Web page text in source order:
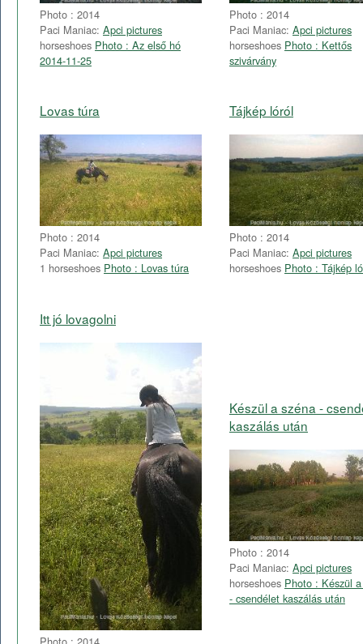
Photo : 2014
Paci Maniac: Apci pictures
horseshoes Photo : Az első hó
2014-11-25
Photo : 2014
Paci Maniac: Apci pictures
horseshoes Photo : Kettős
szivárvány
Lovas túra
Photo : 2014
Paci Maniac: Apci pictures
1 horseshoes Photo : Lovas túra
Tájkép lóról
Photo : 2014
Paci Maniac: Apci pictures
horseshoes Photo : Tájkép
Itt jó lovagolni
Készül a széna -
kaszálás után
Photo : 2014
Paci Maniac: Apci pictures
horseshoes Photo : Készül
- csendélet kaszálás után